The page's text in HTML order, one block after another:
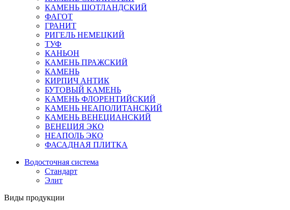
КАМЕНЬ ШОТЛАНДСКИЙ
ФАГОТ
ГРАНИТ
РИГЕЛЬ НЕМЕЦКИЙ
ТУФ
КАНЬОН
КАМЕНЬ ПРАЖСКИЙ
КАМЕНЬ
КИРПИЧ АНТИК
БУТОВЫЙ КАМЕНЬ
КАМЕНЬ ФЛОРЕНТИЙСКИЙ
КАМЕНЬ НЕАПОЛИТАНСКИЙ
КАМЕНЬ ВЕНЕЦИАНСКИЙ
ВЕНЕЦИЯ ЭКО
НЕАПОЛЬ ЭКО
ФАСАДНАЯ ПЛИТКА
Водосточная система
Стандарт
Элит
Виды продукции